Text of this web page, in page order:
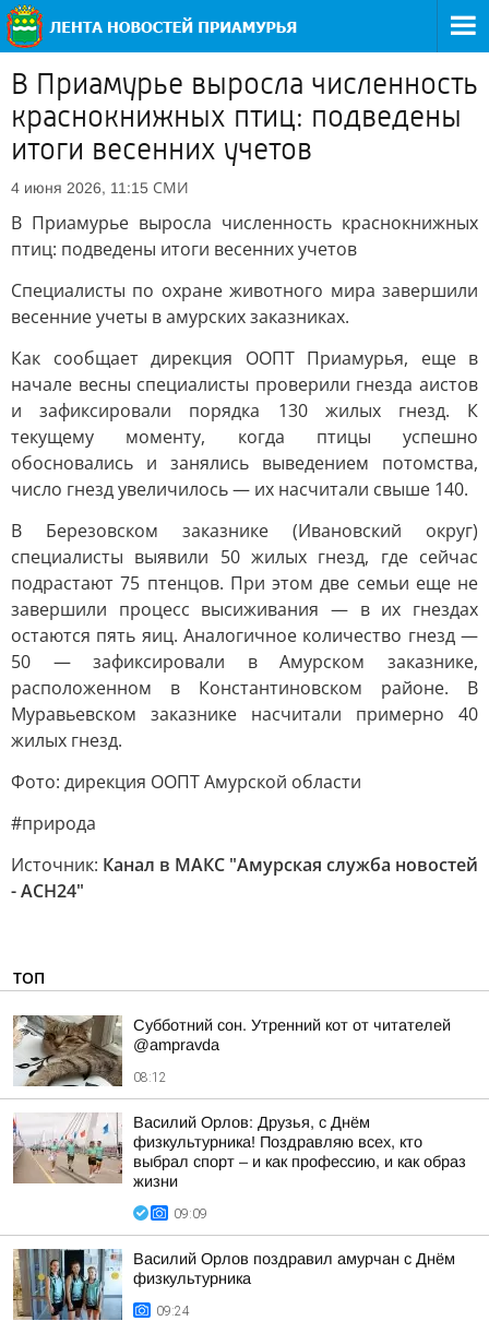
В Приамурье выросла численность
краснокнижных птиц: подведены
итоги весенних учетов
4 июня 2026, 11:15 СМИ
В Приамурье выросла численность краснокнижных
птиц: подведены итоги весенних учетов
Специалисты по охране животного мира завершили
весенние учеты в амурских заказниках.
Как сообщает дирекция ООПТ Приамурья, еще в
начале весны специалисты проверили гнезда аистов
и зафиксировали порядка 130 жилых гнезд. К
текущему моменту, когда птицы успешно
обосновались и занялись выведением потомства,
число гнезд увеличилось — их насчитали свыше 140.
В Березовском заказнике (Ивановский округ)
специалисты выявили 50 жилых гнезд, где сейчас
подрастают 75 птенцов. При этом две семьи еще не
завершили процесс высиживания — в их гнездах
остаются пять яиц. Аналогичное количество гнезд —
50 — зафиксировали в Амурском заказнике,
расположенном в Константиновском районе. В
Муравьевском заказнике насчитали примерно 40
жилых гнезд.
Фото: дирекция ООПТ Амурской области
#природа
Источник: Канал в МАКС "Амурская служба новостей
- АСН24"
ТОП
Субботний сон. Утренний кот от читателей
@ampravda
08:12
Василий Орлов: Друзья, с Днём
физкультурника! Поздравляю всех, кто
выбрал спорт – и как профессию, и как образ
жизни
09:09
Василий Орлов поздравил амурчан с Днём
физкультурника
09:24